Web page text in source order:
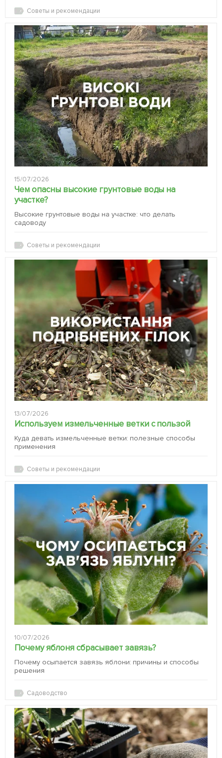
Советы и рекомендации
15/07/2026
Чем опасны высокие грунтовые воды на
участке?
Высокие грунтовые воды на участке: что делать
садоводу
Советы и рекомендации
13/07/2026
Используем измельченные ветки с пользой
Куда девать измельченные ветки: полезные способы
применения
Советы и рекомендации
10/07/2026
Почему яблоня сбрасывает завязь?
Почему осыпается завязь яблони: причины и способы
решения
Садоводство